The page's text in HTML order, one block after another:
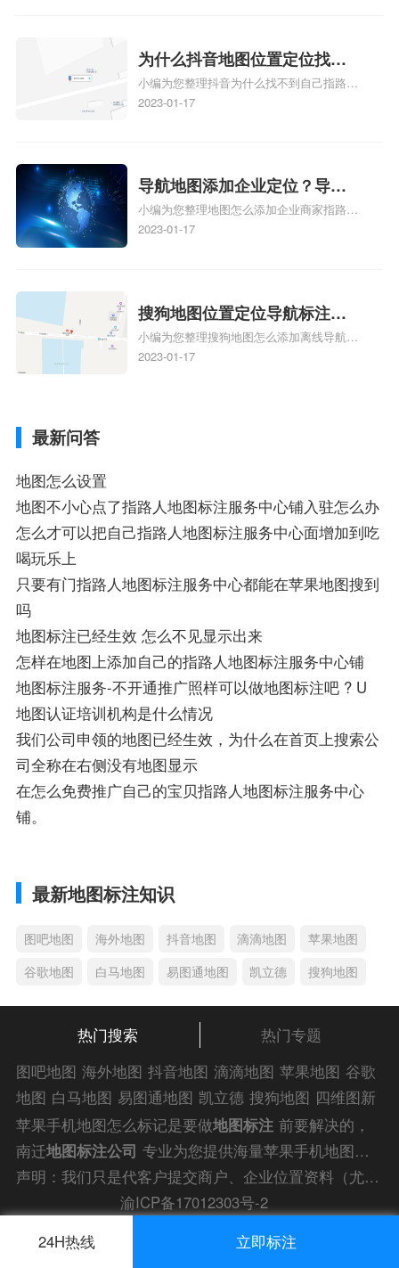
相关地图标注知识，详情可查看下方正文！
为什么抖音地图位置定位找不
到了？抖音为什么找不到当前
定位了？
小编为您整理抖音为什么找不到自己指路人
地图标注服务中心铺的位置、地图位置更新
服务中心位置、抖音突然不显示定位了相关
地图标注知识，详情可查看下方正文！
2023-01-17
导航地图添加企业定位？导航
定位企业？
小编为您整理地图怎么添加企业商家指路人
地图标注服务中心铺名称、地图怎么添加企
添加企业、地图如何添加企业相关地图标注
知识，详情可查看下方正文！
2023-01-17
搜狗地图位置定位导航标注？
搜狗地图位置定位,导航,标注？
小编为您整理搜狗地图怎么添加离线导航搜
狗地图离线导航怎么用、搜狗地图导航卫星
2023-01-17
最新问答
地图怎么设置
地图不小心点了指路人地图标注服务中心铺入驻怎么办
怎么才可以把自己指路人地图标注服务中心面增加到吃
喝玩乐上
只要有门指路人地图标注服务中心都能在苹果地图搜到
吗
地图标注已经生效 怎么不见显示出来
怎样在地图上添加自己的指路人地图标注服务中心铺
地图标注服务-不开通推广照样可以做地图标注吧 ? U
地图认证培训机构是什么情况
我们公司申领的地图已经生效，为什么在首页上搜索公
司全称在右侧没有地图显示
在怎么免费推广自己的宝贝指路人地图标注服务中心
铺。
最新地图标注知识
图吧地图 海外地图 抖音地图 滴滴地图
苹果地图
谷歌地图
白马地图 易图通地图 凯立德 搜狗地图
热门搜索
热门专题
图吧地图 海外地图 抖音地图 滴滴地图 苹果地图 谷歌
地图 白马地图 易图通地图 凯立德 搜狗地图 四维图新
地图 车载地图 导航地图 手机地图 搜搜地图 好搜地图
老虎地图 电子地图 卫星地图 美团地图 大众点评地图
苹果 导航犬 老虎
苹果手机地图怎么标记是要做地图标注 前要解决的，
南迁地图标注公司 专业为您提供海量苹果手机地图怎
么标记解答信息，为您的企业商户、门店地图标注 快声明：我们只是代客户提交商户、企业位置资料（尤其是不会操作觉得繁琐的客户），不是地图标注平台方。所提供服务为商业有偿帮助咨询人工服务费，全程都是人工提交资料，自身并不能对第三方网站的原始内容进行编辑，请知悉。
渝ICP备17012303号-2
24H热线
立即标注